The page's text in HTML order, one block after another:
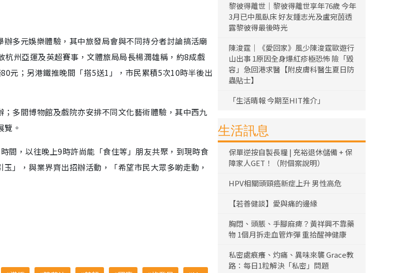
多元娛樂體驗，其中旅發局會與不同持分者討論搞活廟
州亞運及英超賽事，文體旅局局長楊潤雄稱，約8成戲
元；另港鐵推晚間「搭5送1」，市民累積5次10時半後出
多間博物館及戲院亦安排不同文化藝術體驗，其中西九
。
間，以往晚上9時許尚能「食住等」朋友共聚，到現時食
」，與業界齊出招辦活動，「希望市民大眾多啲走動，
黎彼得離世｜黎彼得離世享年76歲 今年
3月已中風臥床 好友鍾志光及盧宛茵透
露黎彼得最後時光
陳浚霆｜《愛回家》風少陳浚霆歐遊行
山出事 1原因全身爆紅疹極恐怖 險「毀
容」急回港求醫【附皮膚科醫生夏日防
蟲貼士】
「生活晴報 今期至HIT推介」
生活訊息
保單逆按自製長糧 | 充裕退休儲備 + 保
障家人GET！（附個案說明）
HPV相關頭頸癌新症上升 男性高危
【若善健談】愛與痛的邊緣
胸悶、頭脹、手腳麻痺？黃祥興不靠藥
物 1個月拆走血管炸彈 重拾醒神健康
私密處痕癢、灼痛、異味來襲 Grace教
路：每日1粒解決「私密」問題